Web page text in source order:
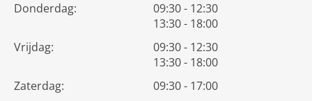
Donderdag:
09:30 - 12:30
13:30 - 18:00
Vrijdag:
09:30 - 12:30
13:30 - 18:00
Zaterdag:
09:30 - 17:00